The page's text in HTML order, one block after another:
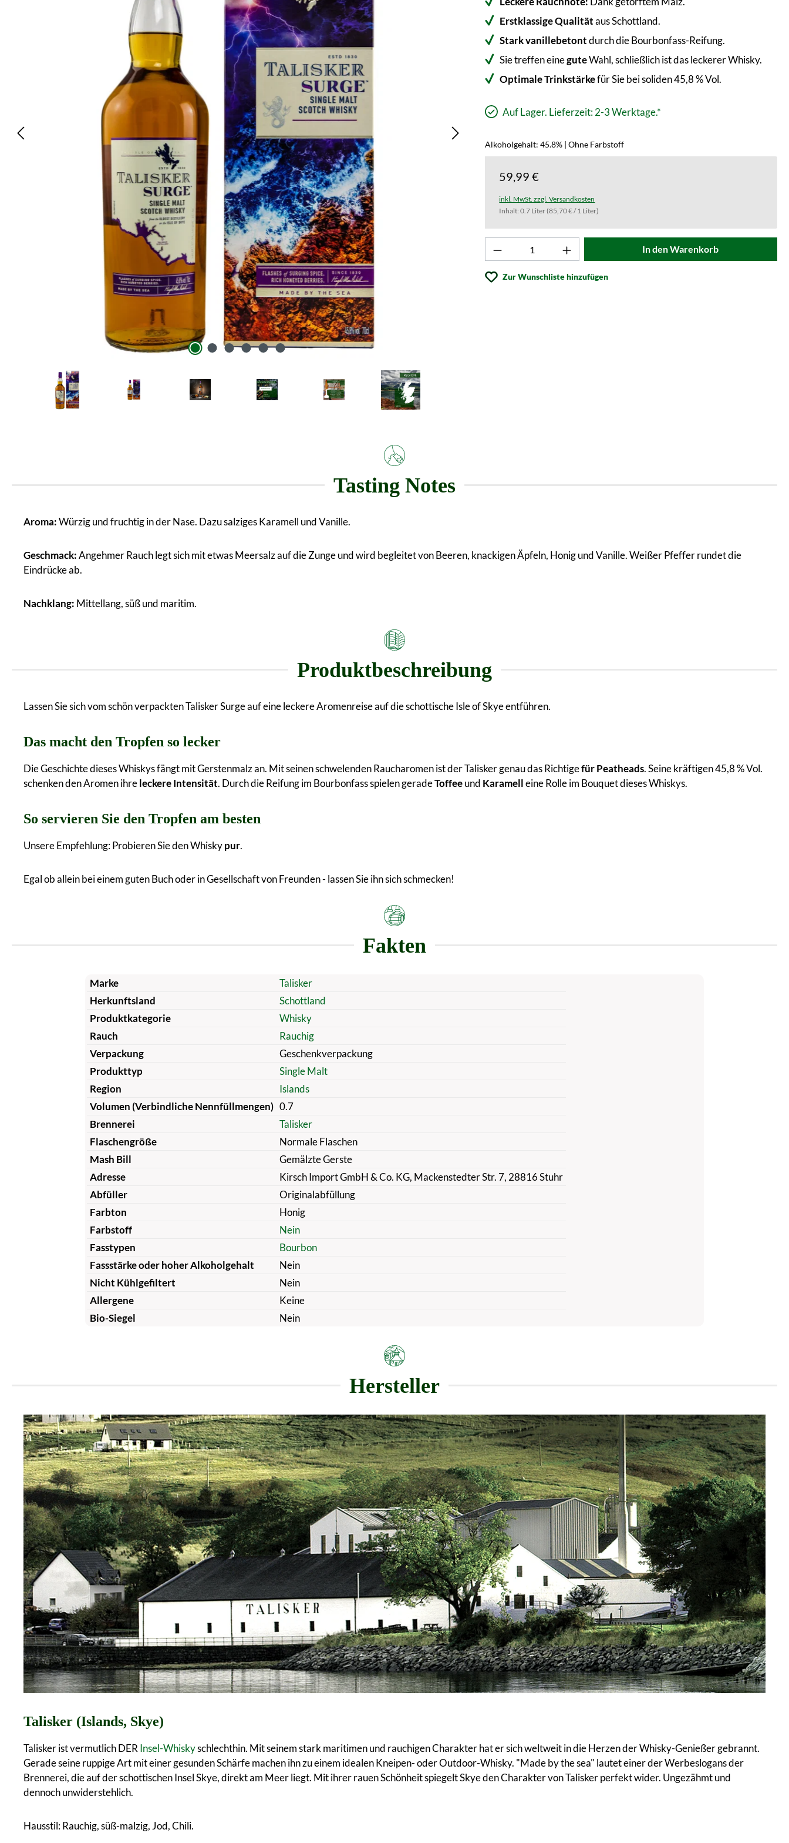
Erstklassige Qualitätaus Schottland.
Stark vanillebetontdurch die Bourbonfass-Reifung.
Sie treffen eineguteWahl, schließlich ist das leckerer Whisky.
Optimale Trinkstärkefür Sie bei soliden 45,8 % Vol.
Auf Lager. Lieferzeit: 2-3 Werktage.*
Alkoholgehalt: 45.8% | Ohne Farbstoff
59,99 €
inkl. MwSt. zzgl. Versandkosten
Inhalt:0.7 Liter(85,70 € / 1 Liter)
Produkt Anzahl: Gib den gewünschten Wert ein
In den Warenkorb
Zur Wunschliste hinzufügen
Tasting Notes
Aroma:Würzig und fruchtig in der Nase. Dazu salziges Karamell und Vanille.
Geschmack:Angehmer Rauch legt sich mit etwas Meersalz auf die Zunge und wird begleitet von Beeren, knackigen Äpfeln, Honig und Vanille. Weißer Pfeffer rundet die
Eindrücke ab.
Nachklang: Mittellang, süß und maritim.
Produktbeschreibung
Lassen Sie sich vom schön verpackten Talisker Surge auf eine leckere Aromenreise auf die schottische Isle of Skye entführen.
Das macht den Tropfen so lecker
Die Geschichte dieses Whiskys fängt mit Gerstenmalz an. Mit seinen schwelenden Raucharomen ist der Talisker genau das Richtigefür Peatheads. Seine kräftigen 45,8 % Vol.
schenken den Aromen ihreleckere Intensität. Durch die Reifung im Bourbonfass spielen geradeToffeeund Karamelleine Rolle im Bouquet dieses Whiskys.
So servieren Sie den Tropfen am besten
Unsere Empfehlung: Probieren Sie den Whiskypur.
Egal ob allein bei einem guten Buch oder in Gesellschaft von Freunden - lassen Sie ihn sich schmecken!
Fakten
Marke
Talisker
Herkunftsland
Schottland
Produktkategorie
Whisky
Rauch
Rauchig
Verpackung
Geschenkverpackung
Produkttyp
Single Malt
Region
Islands
Volumen (Verbindliche Nennfüllmengen) 0.7
Brennerei
Talisker
Flaschengröße
Normale Flaschen
Mash Bill
Gemälzte Gerste
Adresse
Kirsch Import GmbH & Co. KG, Mackenstedter Str. 7, 28816 Stuhr
Abfüller
Originalabfüllung
Farbton
Honig
Farbstoff
Nein
Fasstypen
Bourbon
Fassstärke oder hoher Alkoholgehalt
Nein
Nicht Kühlgefiltert
Nein
Allergene
Keine
Bio-Siegel
Nein
Hersteller
Talisker (Islands, Skye)
Talisker ist vermutlich DER Insel-Whiskyschlechthin. Mit seinem stark maritimen und rauchigen Charakter hat er sich weltweit in die Herzen der Whisky-Genießer gebrannt.
Gerade seine ruppige Art mit einer gesunden Schärfe machen ihn zu einem idealen Kneipen- oder Outdoor-Whisky. "Made by the sea" lautet einer der Werbeslogans der
Brennerei, die auf der schottischen Insel Skye, direkt am Meer liegt. Mit ihrer rauen Schönheit spiegelt Skye den Charakter von Talisker perfekt wider. Ungezähmt und
dennoch unwiderstehlich.
Hausstil: Rauchig, süß-malzig, Jod, Chili.